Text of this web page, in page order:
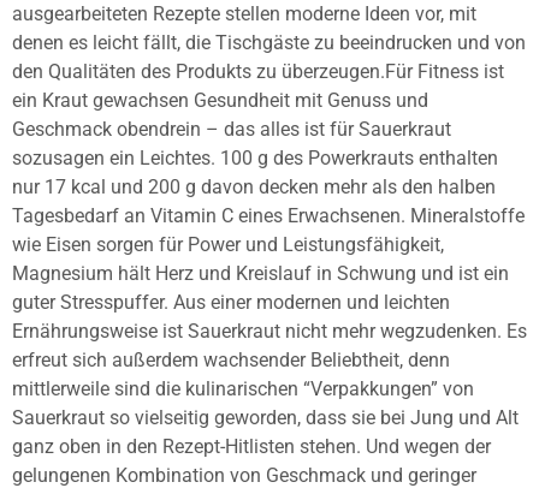
ausgearbeiteten Rezepte stellen moderne Ideen vor, mit
denen es leicht fällt, die Tischgäste zu beeindrucken und von
den Qualitäten des Produkts zu überzeugen.Für Fitness ist
ein Kraut gewachsen Gesundheit mit Genuss und
Geschmack obendrein – das alles ist für Sauerkraut
sozusagen ein Leichtes. 100 g des Powerkrauts enthalten
nur 17 kcal und 200 g davon decken mehr als den halben
Tagesbedarf an Vitamin C eines Erwachsenen. Mineralstoffe
wie Eisen sorgen für Power und Leistungsfähigkeit,
Magnesium hält Herz und Kreislauf in Schwung und ist ein
guter Stresspuffer. Aus einer modernen und leichten
Ernährungsweise ist Sauerkraut nicht mehr wegzudenken. Es
erfreut sich außerdem wachsender Beliebtheit, denn
mittlerweile sind die kulinarischen “Verpakkungen” von
Sauerkraut so vielseitig geworden, dass sie bei Jung und Alt
ganz oben in den Rezept-Hitlisten stehen. Und wegen der
gelungenen Kombination von Geschmack und geringer